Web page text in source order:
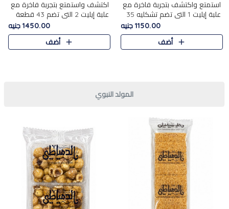
استمتع واكتشف بتجربة فاخرة مع
علبة إيليت 1 التي تضم تشكليه 35
قطعة من أرقى حلويات المولد
المصري الأصيلة ,معروضة بشكل
جميل في علبة أنيقة ، في..
1150.00 جنيه
أضف
اكتشف واستمتع بتجربة فاخرة مع
علبة إيليت 2 التي تضم 43 قطعة
تشكيلة من أرقى حلويات المولد
الشرقية المصرية الأصيلة ,معروضة
بشكل جميل في علبة أ..
1450.00 جنيه
أضف
المولد النبوي